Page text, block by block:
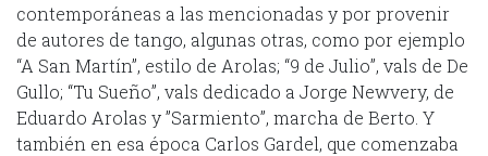
contemporáneas a las mencionadas y por provenir
de autores de tango, algunas otras, como por ejemplo
“A San Martín”, estilo de Arolas; “9 de Julio”, vals de De
Gullo; “Tu Sueño”, vals dedicado a Jorge Newvery, de
Eduardo Arolas y ”Sarmiento”, marcha de Berto. Y
también en esa época Carlos Gardel, que comenzaba